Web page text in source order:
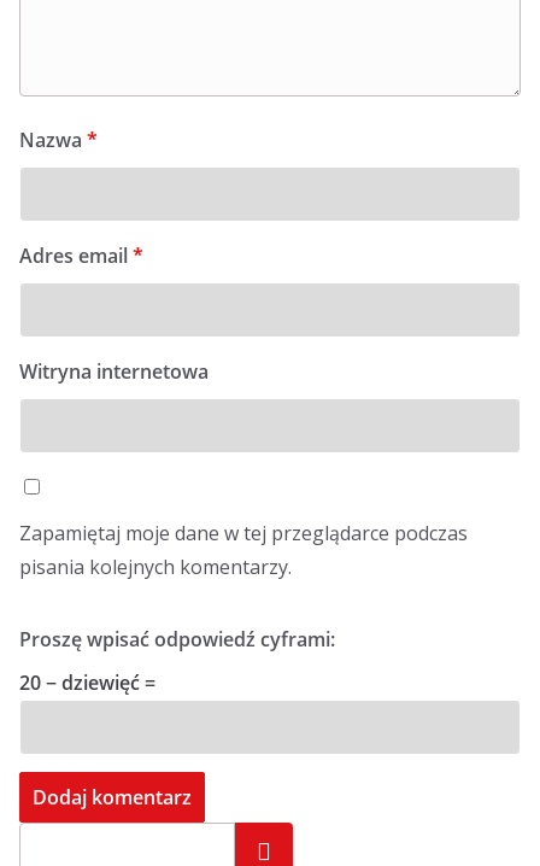
Nazwa *
Adres email*
Witryna internetowa
Zapamiętaj moje dane w tej przeglądarce podczas
pisania kolejnych komentarzy.
Proszę wpisać odpowiedź cyframi:
20 − dziewięć =
Szukaj